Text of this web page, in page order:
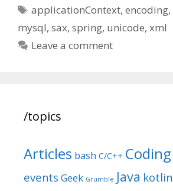
Tags
applicationContext,encoding,
mysql, sax, spring, unicode, xml
Leave a comment
/topics
Articles bash C/C++ Coding
events Geek Grumble Java kotlin